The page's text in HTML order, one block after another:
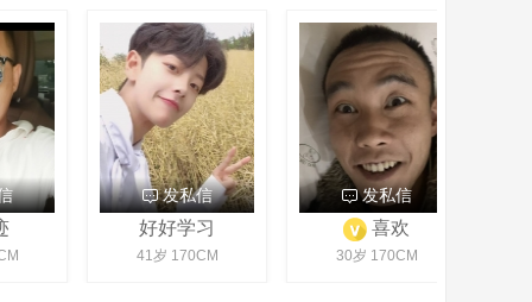
发私信
好好学习
41岁 170CM
发私信
喜欢
30岁 170CM